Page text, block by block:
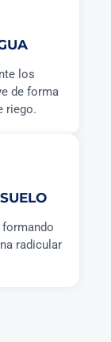
los
de forma
riego.
formando
radicular